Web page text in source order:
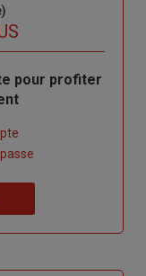
pour profiter